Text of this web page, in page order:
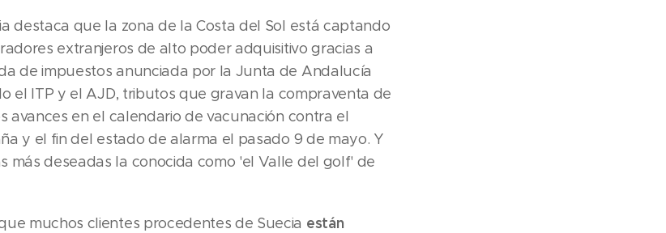
destaca que la zona de la Costa del Sol está captando
extranjeros de alto poder adquisitivo gracias a
de impuestos anunciada por la Junta de Andalucía
el ITP y el AJD, tributos que gravan la compraventa de
avances en el calendario de vacunación contra el
y el fin del estado de alarma el pasado 9 de mayo. Y
más deseadas la conocida como 'el Valle del golf' de
muchos clientes procedentes de Suecia están